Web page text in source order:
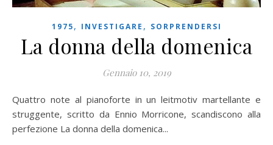
1975, INVESTIGARE , SORPRENDERSI
La donna della domenica
Gennaio 10, 2019
Quattro note al pianoforte in un leitmotiv martellante e
struggente, scritto da Ennio Morricone, scandiscono alla
perfezione La donna della domenica...